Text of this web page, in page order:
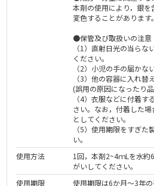
本剤の使用により，銀
変色することがあります。
●保管及び取扱いの注意
（1）直射日光の当ら
ください。
（2）小児の手の届かな
（3）他の容器に入れ替
(誤用の原因になったり
（4）衣服などに付着
さい。なお，付着した
としてください。
（5）使用期限をすぎた
い。
使用方法
1回，本剤2~4ｍLを水約
がいしてください。
使用期限
使用期限は6か月～3年